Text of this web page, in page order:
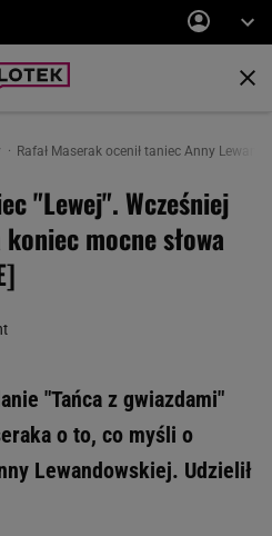
Rafał Maserak ocenił taniec Anny
"Lewej". Wcześniej
mocne słowa
"Tańca z gwiazdami"
o to, co myśli o
Lewandowskiej. Udzielił